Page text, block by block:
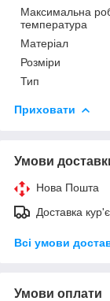
Максимальна
температура
Матеріал
Розміри
Тип
Приховати
Умови
Нова Пошта
Доставка
Всі умови
Умови оплати